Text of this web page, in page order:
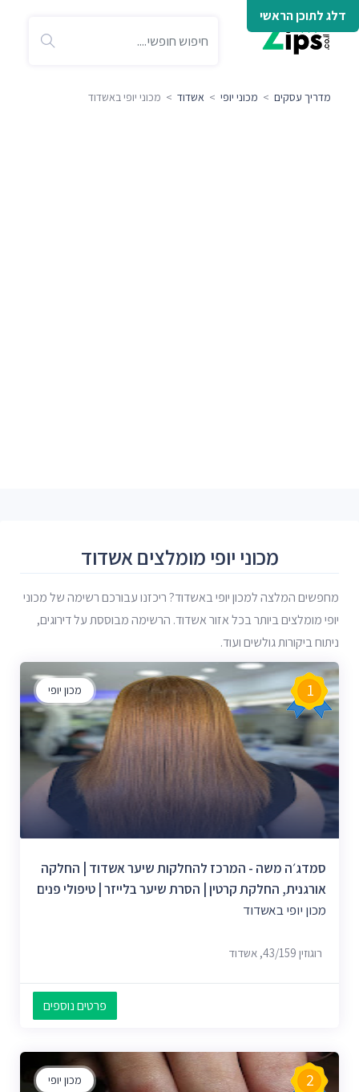
דלג לתוכן הראשי
מדריך עסקים > מכוני יופי > אשדוד > מכוני יופי באשדוד
מכוני יופי מומלצים אשדוד
מחפשים המלצה למכון יופי באשדוד? ריכזנו עבורכם רשימה של מכוני
יופי מומלצים ביותר בכל אזור אשדוד. הרשימה מבוססת על דירוגים,
ניתוח ביקורות גולשים ועוד.
מכון יופי 1
סמדג׳ה משה - המרכז להחלקות שיער אשדוד | החלקה
אורגנית, החלקת קרטין | הסרת שיער בלייזר | טיפולי פנים
מכון יופי באשדוד
רוגוזין 43/159, אשדוד
פרטים נוספים
מכון יופי 2